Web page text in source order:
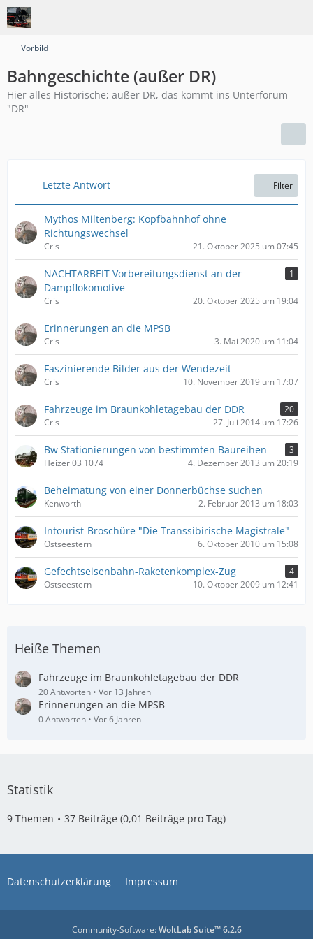
Vorbild
Bahngeschichte (außer DR)
Hier alles Historische; außer DR, das kommt ins Unterforum
"DR"
Letzte Antwort Filter
Mythos Miltenberg: Kopfbahnhof ohne
Richtungswechsel
Cris 21. Oktober 2025 um 07:45
NACHTARBEIT Vorbereitungsdienst an der
Dampflokomotive
1
Cris 20. Oktober 2025 um 19:04
Erinnerungen an die MPSB
Cris 3. Mai 2020 um 11:04
Faszinierende Bilder aus der Wendezeit
Cris 10. November 2019 um 17:07
Fahrzeuge im Braunkohletagebau der DDR
20
Cris
27. Juli 2014 um 17:26
Bw Stationierungen von bestimmten Baureihen
3
Heizer 03 1074
4. Dezember 2013 um 20:19
Beheimatung von einer Donnerbüchse suchen
Kenworth 2. Februar 2013 um 18:03
Intourist-Broschüre "Die Transsibirische Magistrale"
Ostseestern 6. Oktober 2010 um 15:08
Gefechtseisenbahn-Raketenkomplex-Zug
4
Ostseestern
10. Oktober 2009 um 12:41
Heiße Themen
Fahrzeuge im Braunkohletagebau der DDR
20 Antworten Vor 13 Jahren
Erinnerungen an die MPSB
0 Antworten Vor 6 Jahren
Statistik
9 Themen 37 Beiträge (0,01 Beiträge pro Tag)
Datenschutzerklärung Impressum
Community-Software:WoltLab Suite™ 6.2.6